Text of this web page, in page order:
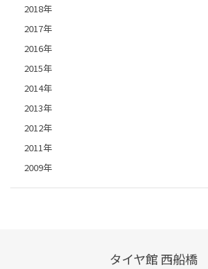
2018年
2017年
2016年
2015年
2014年
2013年
2012年
2011年
2009年
タイヤ館 西船橋